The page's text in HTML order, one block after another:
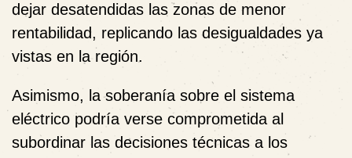
dejar desatendidas las zonas de menor
rentabilidad, replicando las desigualdades ya
vistas en la región.
Asimismo, la soberanía sobre el sistema
eléctrico podría verse comprometida al
subordinar las decisiones técnicas a los